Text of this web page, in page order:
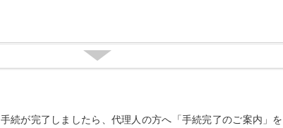
手続が完了しましたら、代理人の方へ「手続完了のご案内」を